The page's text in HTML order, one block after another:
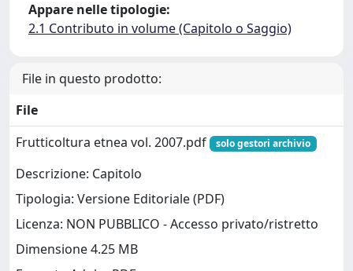
Appare nelle tipologie:
2.1 Contributo in volume (Capitolo o Saggio)
File in questo prodotto:
File
Frutticoltura etnea vol. 2007.pdf
solo gestori archivio
Descrizione: Capitolo
Tipologia: Versione Editoriale (PDF)
Licenza: NON PUBBLICO - Accesso privato/ristretto
Dimensione 4.25 MB